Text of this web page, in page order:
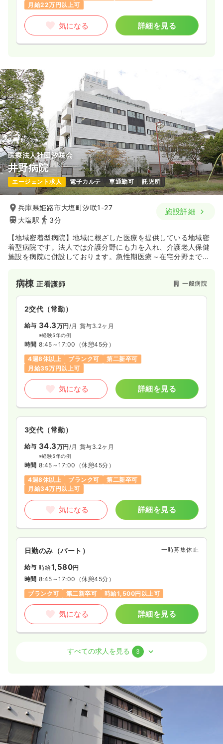
月給22万円以上可
気になる 詳細を見る
医療法人社団汐咲会
井野病院
エージェント求人 電子カルテ 車通勤可 託児所
兵庫県姫路市大塩町汐咲1-27
大塩駅
3分
施設詳細
【地域密着型病院】地域に根ざした医療を提供している地域密
着型病院です。法人では介護分野にも力を入れ、介護老人保健
施設を病院に併設しております。急性期医療～在宅分野まで、
病棟正看護師 一般病院
2交代（常勤）
給与 34.3万円/月 賞与3.2ヶ月
※経験5年の例
時間 8:45～17:00 （休憩45分）
4週8休以上
ブランク可
第二新卒可
月給35万円以上可
気になる 詳細を見る
3交代（常勤）
給与 34.3万円 /月 賞与3.2ヶ月
※経験5年の例
時間 8:45～17:00 （休憩45分）
4週8休以上
ブランク可
第二新卒可
月給34万円以上可
気になる 詳細を見る
日勤のみ（パート） 一時募集休止
給与 時給1,580円
時間 8:45～17:00 （休憩45分）
ブランク可
第二新卒可 時給1,500円以上可
気になる 詳細を見る
給与 時給1,150〜2,050 円
時間 8:45～17:00
時給2,000円以上可
気になる 詳細を見る
すべての求人を見る 3